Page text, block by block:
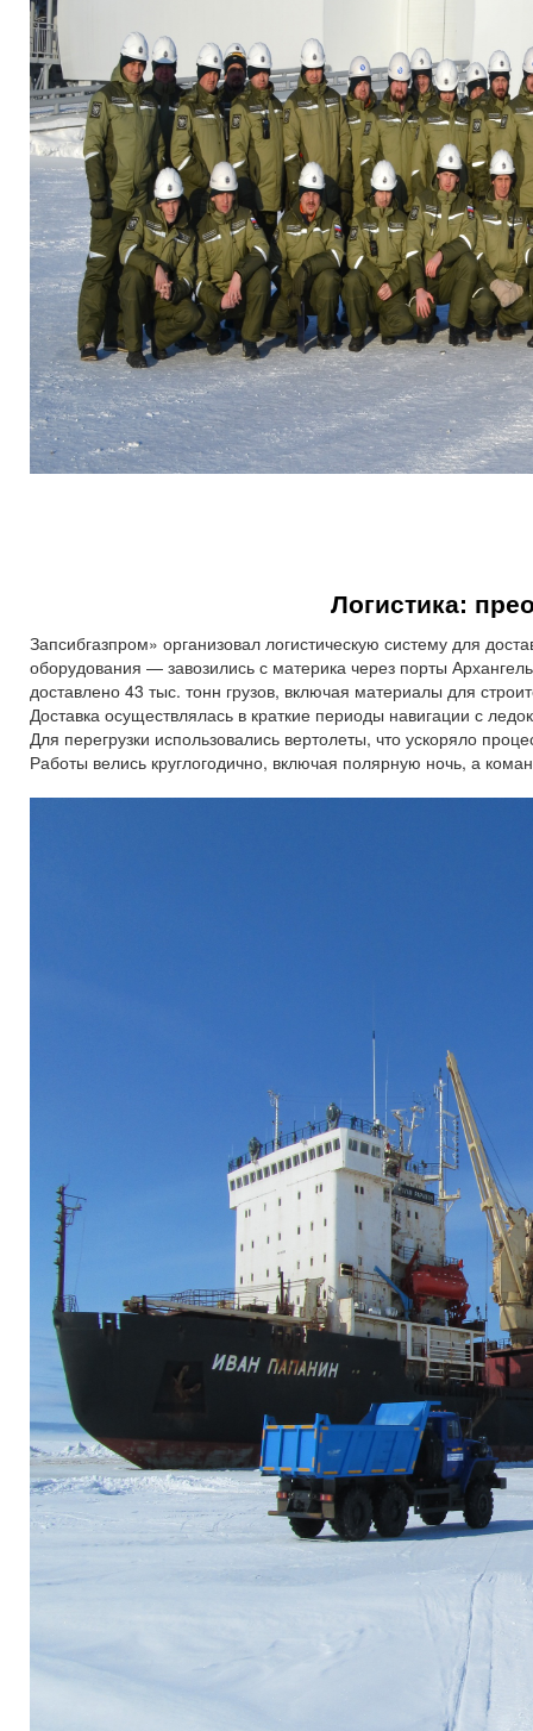
Логистика:
Запсибгазпром» организовал логистическую систему для
оборудования — завозились с материка через порты
доставлено 43 тыс. тонн грузов, включая материалы для
Доставка осуществлялась в краткие периоды навигации с
Для перегрузки использовались вертолеты, что ускоряло
Работы велись круглогодично, включая полярную ночь, а